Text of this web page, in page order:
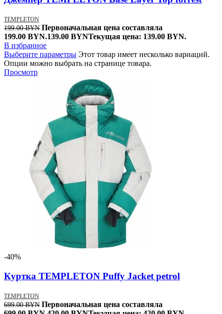
TEMPLETON
199.00BYN Первоначальная цена составляла
199.00 BYN.139.00 BYNТекущая цена: 139.00 BYN.
В избранное
Выберите параметры Этот товар имеет несколько вариаций.
Опции можно выбрать на странице товара.
Просмотр
-40%
Куртка TEMPLETON Puffy Jacket petrol
TEMPLETON
699.00BYN Первоначальная цена составляла